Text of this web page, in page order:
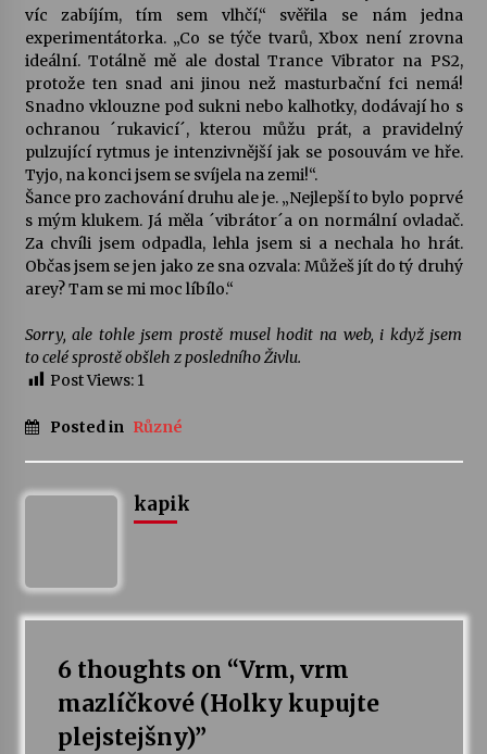
Vysočinka
17. 7. 2026
Ozvěny prázdnin
14. 7. 2026
Za kulturou kousek za Humpolec. V Želivě ožije
odkaz Josefa Čapka
Varhanní recitál Michala Novenka v Klášteře
Petr Adamec – Malovaný svět
30. 6. 2026
víc zabíjím, tím sem vlhčí,“ svěřila se nám jedna
experimentátorka. „Co se týče tvarů, Xbox není zrovna
ideální. Totálně mě ale dostal Trance Vibrator na PS2,
protože ten snad ani jinou než masturbační fci nemá!
Snadno vklouzne pod sukni nebo kalhotky, dodávají ho s
ochranou ´rukavicí´, kterou můžu prát, a pravidelný
pulzující rytmus je intenzivnější jak se posouvám ve hře.
Tyjo, na konci jsem se svíjela na zemi!“.
Šance pro zachování druhu ale je. „Nejlepší to bylo poprvé
s mým klukem. Já měla ´vibrátor´a on normální ovladač.
Za chvíli jsem odpadla, lehla jsem si a nechala ho hrát.
Občas jsem se jen jako ze sna ozvala: Můžeš jít do tý druhý
arey? Tam se mi moc líbílo.“
Sorry, ale tohle jsem prostě musel hodit na web, i když jsem
to celé sprostě obšleh z posledního Živlu.
Post Views: 1
Posted in Různé
kapik
6 thoughts on “Vrm, vrm
mazlíčkové (Holky kupujte
plejstejšny)”